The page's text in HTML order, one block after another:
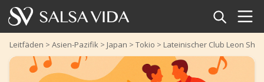
Startseite
Veranstaltungen
Leitfäden > Asien-Pazifik > Japan > Tokio > Lateinischer Club Leon